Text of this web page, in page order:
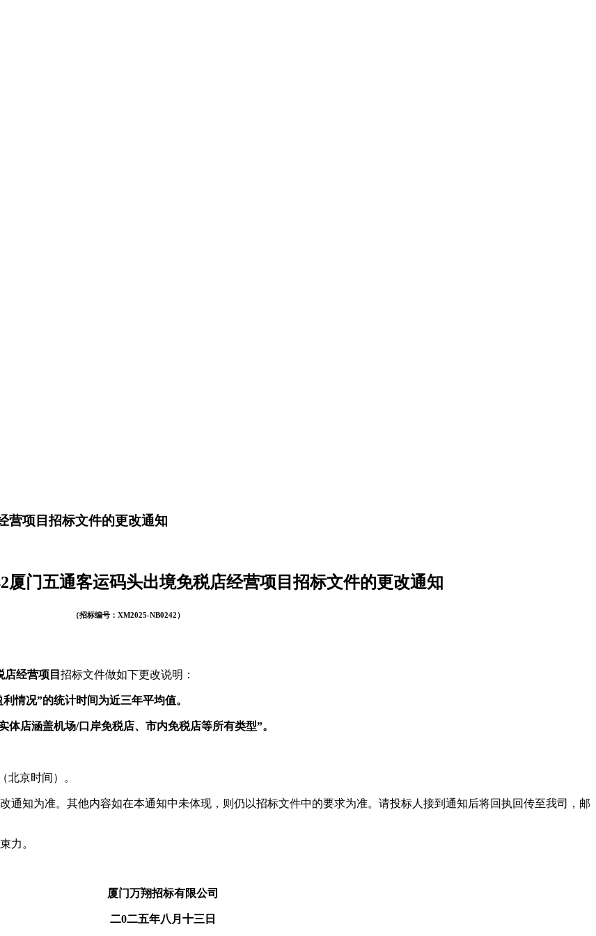
营项目招标文件的更改通知
厦门五通客运码头出境免税店经营项目招标文件的更改通知
（招标编号： XM2025-NB0242）
店经营项目 招标文件做如下更改说明：
情况”的统计时间为近三年平均值。
体店涵盖机场/口岸免税店、市内免税店等所有类型”。
（北京时间）。
通知为准。其他内容如在本通知中未体现，则仍以招标文件中的要求为准。请投标人接到通知后将回执回传至我司，邮
力。
厦门万翔招标有限公司
二0二五年八月十三日